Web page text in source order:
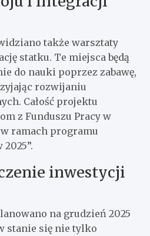
także warsztaty
statku. Te miejsca będą
do nauki poprzez zabawę,
rozwijaniu
Całość projektu
z Funduszu Pracy w
w ramach programu
inwestycji
na grudzień 2025
stanie się nie tylko